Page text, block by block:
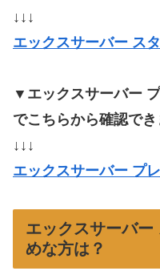
↓↓↓
エックスサーバー ス
▼エックスサーバー
でこちらから確認でき
↓↓↓
エックスサーバー プ
エックスサーバ
めな方は？